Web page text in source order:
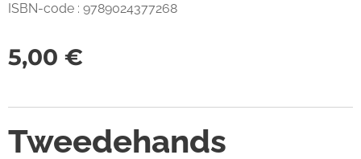
ISBN-code : 9789024377268
5,00 €
Tweedehands